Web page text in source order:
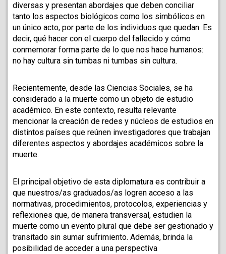
diversas y presentan abordajes que deben conciliar
tanto los aspectos biológicos como los simbólicos en
un único acto, por parte de los individuos que quedan. Es
decir, qué hacer con el cuerpo del fallecido y cómo
conmemorar forma parte de lo que nos hace humanos:
no hay cultura sin tumbas ni tumbas sin cultura.
Recientemente, desde las Ciencias Sociales, se ha
considerado a la muerte como un objeto de estudio
académico. En este contexto, resulta relevante
mencionar la creación de redes y núcleos de estudios en
distintos países que reúnen investigadores que trabajan
diferentes aspectos y abordajes académicos sobre la
muerte.
El principal objetivo de esta diplomatura es contribuir a
que nuestros/as graduados/as logren acceso a las
normativas, procedimientos, protocolos, experiencias y
reflexiones que, de manera transversal, estudien la
muerte como un evento plural que debe ser gestionado y
transitado sin sumar sufrimiento. Además, brinda la
posibilidad de acceder a una perspectiva